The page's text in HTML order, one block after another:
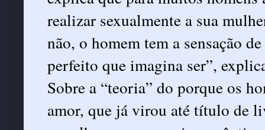
realizar sexualmente a sua
não, o homem tem a sensação
perfeito que imagina ser”,
Sobre a “teoria” do porque os
amor, que já virou até título de